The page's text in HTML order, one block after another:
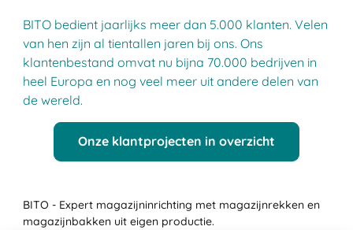
BITO bedient jaarlijks meer dan 5.000 klanten. Velen
van hen zijn al tientallen jaren bij ons. Ons
klantenbestand omvat nu bijna 70.000 bedrijven in
heel Europa en nog veel meer uit andere delen van
de wereld.
Onze klantprojecten in overzicht
BITO - Expert magazijninrichting met magazijnrekken en
magazijnbakken uit eigen productie.